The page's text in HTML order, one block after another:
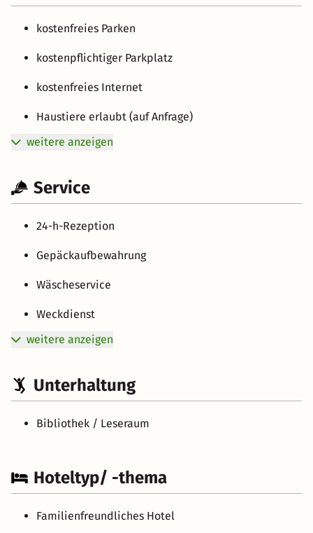
kostenfreies Parken
kostenpflichtiger Parkplatz
kostenfreies Internet
Haustiere erlaubt (auf Anfrage)
weitere anzeigen
Service
24-h-Rezeption
Gepäckaufbewahrung
Wäscheservice
Weckdienst
weitere anzeigen
Unterhaltung
Bibliothek / Leseraum
Hoteltyp/ -thema
Familienfreundliches Hotel